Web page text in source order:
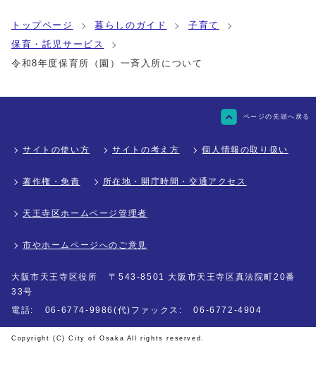
トップページ 暮らしのガイド
子育て
保育・託児サービス
令和8年度保育所（園）一斉入所について
ページの先頭へ戻る
サイトの使い方 サイトの考え方 個人情報の取り扱い
著作権・免責 所在地・開庁時間・交通アクセス
天王寺区ホームページ管理者
市やホームページへのご意見
大阪市天王寺区役所
〒543-8501 大阪市天王寺区真法院町20番
33号
電話: 06-6774-9986(代) ファックス: 06-6772-4904
Copyright (C) City of Osaka All rights reserved.